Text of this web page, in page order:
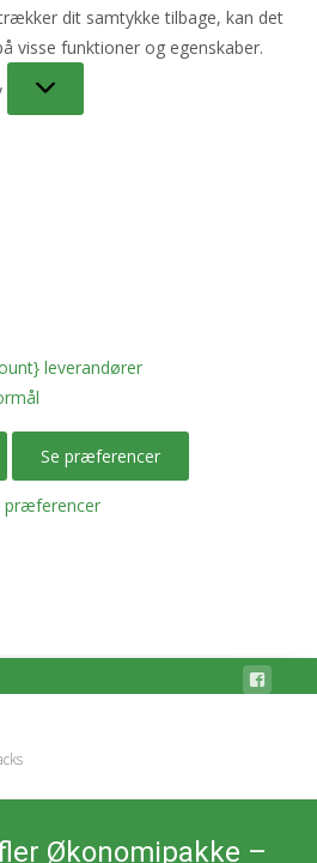
dit samtykke tilbage, kan det
visse funktioner og egenskaber.
leverandører
Se præferencer
præferencer
Økonomipakke –